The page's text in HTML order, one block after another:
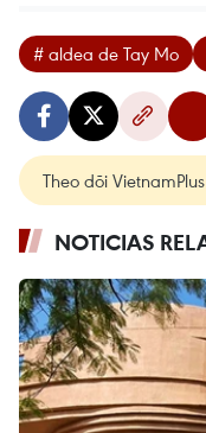
# aldea de Tay Mo
Theo dõi VietnamPlus
NOTICIAS